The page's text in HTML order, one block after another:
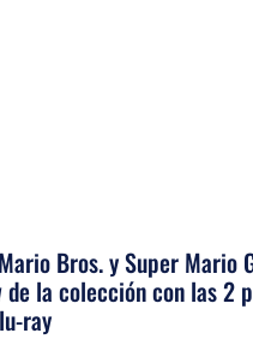
Bros. y Super Mario
de la colección con las 2
ray